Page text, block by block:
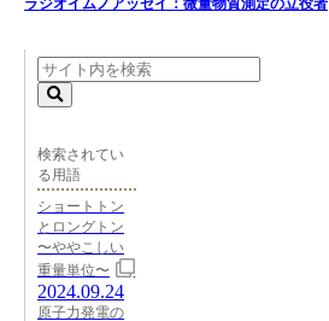
ラジオイムノアッセイ：微量物質測定の立役者
検索されてい
る用語
ショートトン
とロングトン
〜ややこしい
重量単位〜
2024.09.24
原子力発電の